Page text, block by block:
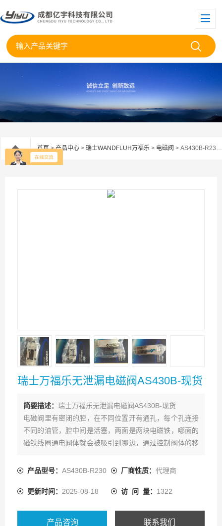
首页>产品中心 > 瑞士WANDFLUH万福乐 > 电磁阀 > AS430B-R230瑞士万福乐无泄漏电磁阀AS430B-现货
瑞士万福乐无泄漏电磁阀AS430B-现货
简要描述： 瑞士万福乐无泄漏电磁阀AS430B-现货
电磁阀里有密闭的腔，在不同位置开有通孔，每个孔连接
不同的油管，腔中间是活塞，两面是两块电磁铁，哪面的
磁铁线圈通电阀体就会被吸引到哪边，通过控制阀体的移
油就会进入不同的排油管，然后通过油的压力来推动油缸
产品型号： AS430B-R230 厂商性质： 代理商
更新时间： 2025-08-18 访 问 量： 1322
产品咨询 联系我们